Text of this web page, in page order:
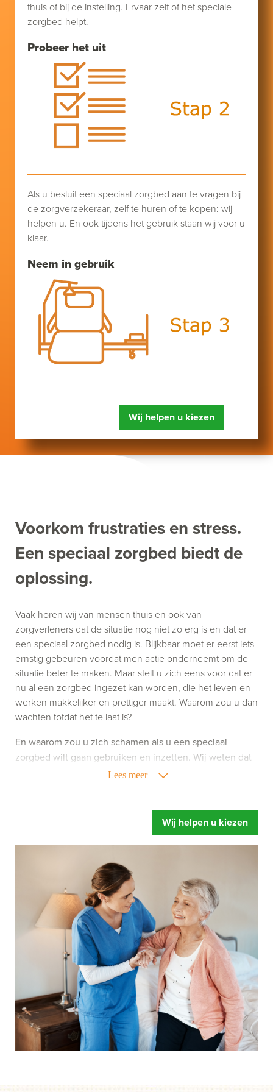
Probeer het uit
thuis of bij de instelling. Ervaar zelf of het speciale
zorgbed helpt.
Neem in gebruik
Als u besluit een speciaal zorgbed aan te vragen bij
de zorgverzekeraar, zelf te huren of te kopen: wij
helpen u. En ook tijdens het gebruik staan wij voor u
klaar.
Wij helpen u kiezen
Voorkom frustraties en stress.
Een speciaal zorgbed biedt de
oplossing.
Vaak horen wij van mensen thuis en ook van
zorgverleners dat de situatie nog niet zo erg is en dat er
een speciaal zorgbed nodig is. Blijkbaar moet er eerst iets
ernstig gebeuren voordat men actie onderneemt om de
situatie beter te maken. Maar stelt u zich eens voor dat er
nu al een zorgbed ingezet kan worden, die het leven en
werken makkelijker en prettiger maakt. Waarom zou u dan
wachten totdat het te laat is?
Lees meer
En waarom zou u zich schamen als u een speciaal
zorgbed wilt gaan gebruiken en inzetten. Wij weten dat
het gebruik van zorghulpmiddelen niet altijd leuk is,
zorgbed doet, maar richt u vooral op wat een speciaal
zorgbed u oplevert. Meer ontspanning, u voelt zich fitter
en een betere begeleiding.
Mensen hebben snel de neiging om te zeggen dat hun
bed wel prima is. Of dat de instelling al over eigen
zorgbedden beschikt. Gelukkig maar zeggen wij dan,
maar legt u zich er niet te snel bij neer als uw situatie net
even anders is. Een speciaal zorgbed gaat namelijk veel
verder dan een standaard bed. Het bed is zo ingesteld dat
het kan draaien, kantelen en rechtop kan staan.
Afgestemd op de behoefte van het moment, zodat het de
zorghandelingen makkelijker en prettiger maakt. Dus start
uw aanvraag en wij helpen u op weg. Zonder dat iets
moet en zonder directe verplichtingen.
Als u er over nadenkt om een speciaal zorgbed te gaan
betaalt.
Onze ervaring leert dat mensen door een speciaal
Wij helpen u kiezen